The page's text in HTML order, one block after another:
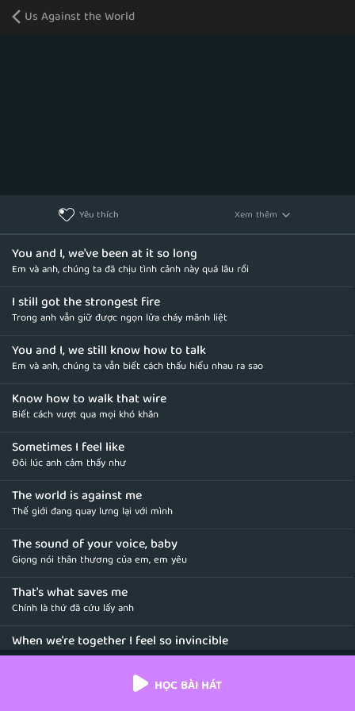
Us Against the World
Yêu thích Xem thêm
You and I, we've been at it so long
Em và anh, chúng ta đã chịu tình cảnh này quá lâu rồi
I still got the strongest fire
Trong anh vẫn giữ được ngọn lửa cháy mãnh liệt
You and I, we still know how to talk
Em và anh, chúng ta vẫn biết cách thấu hiểu nhau ra sao
Know how to walk that wire
Biết cách vượt qua mọi khó khăn
Sometimes I feel like
Đôi lúc anh cảm thấy như
The world is against me
Thế giới đang quay lưng lại với mình
The sound of your voice, baby
Giọng nói thân thương của em, em yêu
That's what saves me
Chính là thứ đã cứu lấy anh
When we're together I feel so invincible
Khi chúng ta bên nhau, anh cảm thấy không thể bị đánh bại
Cause it's us against the worldHỌC BÀI HÁT